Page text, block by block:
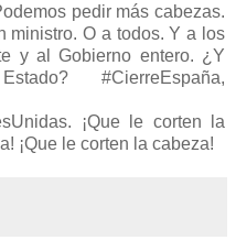
pedir más cabezas.
ministro. O a todos. Y a los
y al Gobierno entero. ¿Y
#CierreEspaña,
¡Que le corten la
¡Que le corten la cabeza!